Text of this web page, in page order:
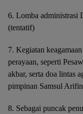
6. Lomba administrasi
(tentatif)
7. Kegiatan
perayaan, seperti
akbar, serta doa lintas
pimpinan Samsul
8. Sebagai puncak